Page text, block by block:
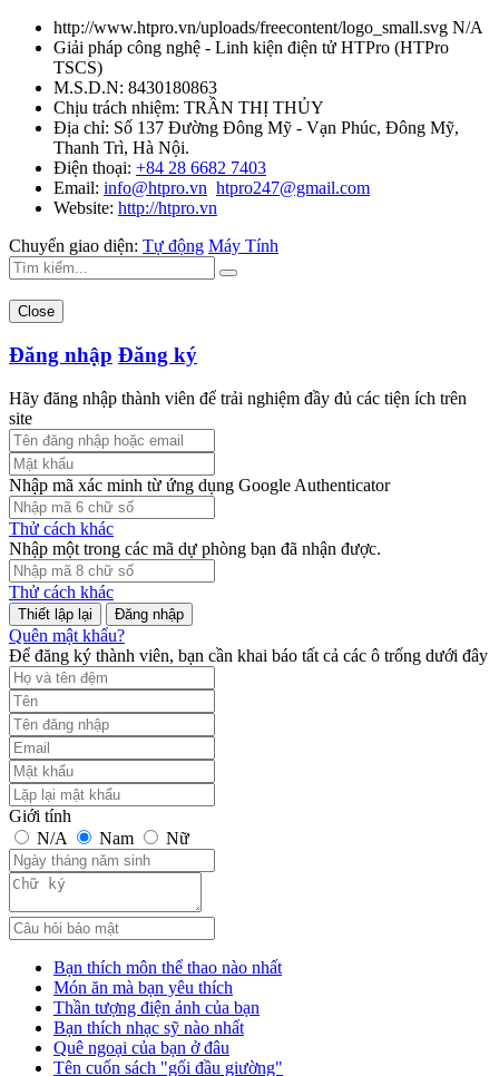
http://www.htpro.vn/uploads/freecontent/logo_small.svg N/A
Giải pháp công nghệ - Linh kiện điện tử HTPro (HTPro
TSCS)
M.S.D.N: 8430180863
Chịu trách nhiệm: TRẦN THỊ THỦY
Địa chỉ: Số 137 Đường Đông Mỹ - Vạn Phúc, Đông Mỹ,
Thanh Trì, Hà Nội.
Điện thoại: +84 28 6682 7403
Email: info@htpro.vn htpro247@gmail.com
Website: http://htpro.vn
Chuyển giao diện: Tự động Máy Tính
Close
Đăng nhập Đăng ký
Hãy đăng nhập thành viên để trải nghiệm đầy đủ các tiện ích trên
site
Nhập mã xác minh từ ứng dụng Google Authenticator
Thử cách khác
Nhập một trong các mã dự phòng bạn đã nhận được.
Thử cách khác
Đăng nhập
Quên mật khẩu?
Để đăng ký thành viên, bạn cần khai báo tất cả các ô trống dưới đây
Giới tính
N/A
Nam Nữ
Bạn thích môn thể thao nào nhất
Món ăn mà bạn yêu thích
Thần tượng điện ảnh của bạn
Bạn thích nhạc sỹ nào nhất
Quê ngoại của bạn ở đâu
Tên cuốn sách "gối đầu giường"